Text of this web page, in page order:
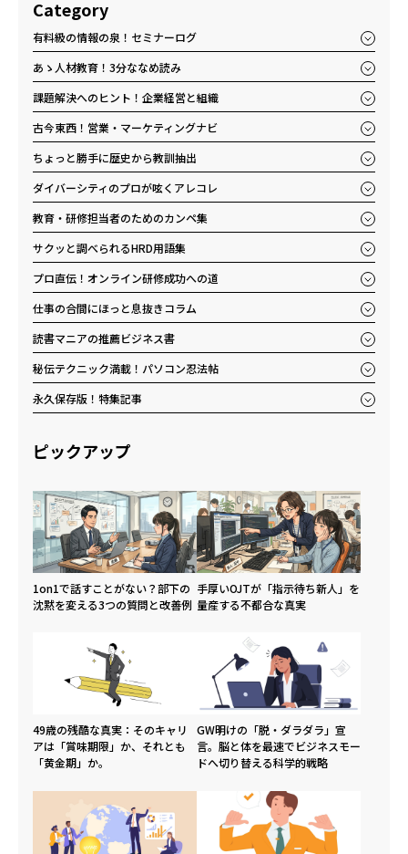
Category
有料級の情報の泉！セミナーログ
あゝ人材教育！3分ななめ読み
課題解決へのヒント！企業経営と組織
古今東西！営業・マーケティングナビ
ちょっと勝手に歴史から教訓抽出
ダイバーシティのプロが呟くアレコレ
教育・研修担当者のためのカンペ集
サクッと調べられるHRD用語集
プロ直伝！オンライン研修成功への道
仕事の合間にほっと息抜きコラム
読書マニアの推薦ビジネス書
秘伝テクニック満載！パソコン忍法帖
永久保存版！特集記事
ピックアップ
1on1で話すことがない？部下の
沈黙を変える3つの質問と改善例
手厚いOJTが「指示待ち新人」を
量産する不都合な真実
49歳の残酷な真実：そのキャリ
アは「賞味期限」か、それとも
「黄金期」か。
GW明けの「脱・ダラダラ」宣
言。脳と体を最速でビジネスモー
ドへ切り替える科学的戦略